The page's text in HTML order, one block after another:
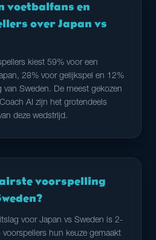
voetbalfans en
over Japan vs
kiest 59% voor een
28% voor gelijkspel en 12%
van Sweden. De meest gekozen
AI zijn het grotendeels
deze wedstrijd.
voorspelling
voor Japan vs Sweden is 2-
hun keuze gemaakt